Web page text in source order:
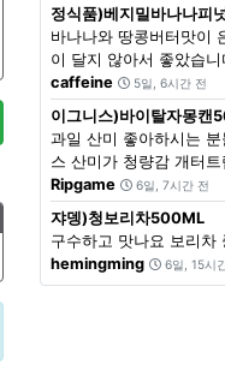
정식품)베지밀바나나피
바나나와 땅콩버터맛이
이 달지 않아서 좋았습니
caffeine
5일, 6시간 전
이그니스)바이탈자몽캔
과일 산미 좋아하시는
스 산미가 청량감 개터트
Ripgame
6일, 7시간 전
쟈뎅)청보리차500ML
구수하고 맛나요 보리차
hemingming
6일, 15시